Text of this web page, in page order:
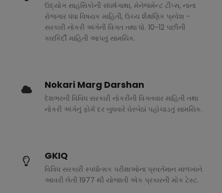
ઉદ્યોગ સાહસિકોની સંઘર્ષગાથા, મેનેજમેન્ટ ટીપ્સ, નાના
રોજગાર ધંધા વિષયક માહિતી, ઉચ્ચ શૈક્ષણિક પ્રવેશ -
સરકારી નોકરી અંગેની વિગત તથા ધો. 10-12 પછીની
કારકિર્દી માહિતી આપતું સામયિક.
Nokari Marg Darshan
દેશભરની વિવિધ સરકારી નોકરીની વિગતવાર માહિતી તથા
નોકરી અંગેનું ફોર્મ દર બુધવારે ઘેરબેઠાં પહોચાડતું સામયિક.
GKIQ
વિવિધ સરકારી સ્પર્ધાત્મક પરીક્ષાઓના પ્રવર્તમાન માળખાને
આવરી લેતી 1977 થી યોજાતી એક પ્રકારની મોક ટેસ્ટ.